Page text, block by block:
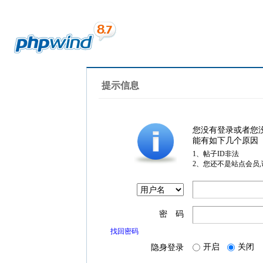
提示信息
您没有登录或者您
能有如下几个原因
1、帖子ID非法
2、您还不是站点会员
密 码
找回密码
隐身登录 开启 关闭